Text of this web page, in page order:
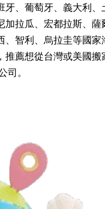
牙、葡萄牙、義大利、
加拉瓜、宏都拉斯、薩
、智利、烏拉圭等國家
推薦想從台灣或美國搬
。